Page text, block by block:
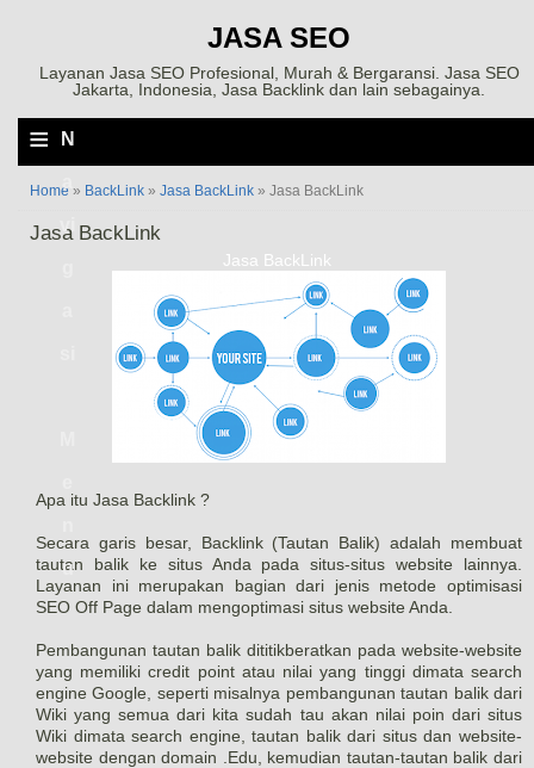
JASA SEO
Layanan Jasa SEO Profesional, Murah & Bergaransi. Jasa SEO
Jakarta, Indonesia, Jasa Backlink dan lain sebagainya.
≡ N
vi
u
Home » BackLink » Jasa BackLink » Jasa BackLink
Jasa BackLink
Jasa BackLink
Apa itu Jasa Backlink ?
Secara garis besar, Backlink (Tautan Balik) adalah membuat
tautan balik ke situs Anda pada situs-situs website lainnya.
Layanan ini merupakan bagian dari jenis metode optimisasi
SEO Off Page dalam mengoptimasi situs website Anda.
Pembangunan tautan balik dititikberatkan pada website-website
yang memiliki credit point atau nilai yang tinggi dimata search
engine Google, seperti misalnya pembangunan tautan balik dari
Wiki yang semua dari kita sudah tau akan nilai poin dari situs
Wiki dimata search engine, tautan balik dari situs dan website-
website dengan domain .Edu, kemudian tautan-tautan balik dari